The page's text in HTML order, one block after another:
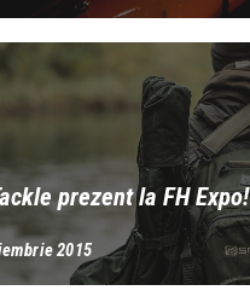
prezent la FH Expo!
2015